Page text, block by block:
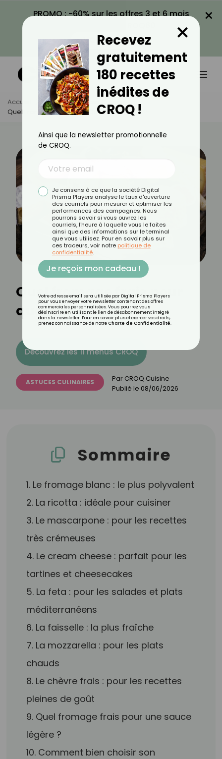
PROMO : -60% sur les offres 3 et 6 mois
VOIR LA PROMO
×
Accueil Actus
Astuces Culinaires
Quel Fromage Frais Pour Quelle Utilisation ?
Quel fromage frais pour
quelle utilisation ?
Découvrez les 11 menus CROQ
ASTUCES CULINAIRES Par CROQ Cuisine
Publié le 08/06/2026
Sommaire
1. Le fromage blanc : le plus polyvalent
2. La ricotta : idéale pour cuisiner
3. Le mascarpone : pour les recettes
très crémeuses
4. Le cream cheese : parfait pour les
tartines et cheesecakes
5. La feta : pour les salades et plats
méditerranéens
6. La faisselle : la plus fraîche
7. La mozzarella : pour les plats
chauds
8. Le chèvre frais : pour les recettes
pleines de goût
9. Quel fromage frais pour une sauce
légère ?
10. Comment bien choisir son
Recevez
gratuitement
180 recettes
inédites de
CROQ !
×
Ainsi que la newsletter promotionnelle
de CROQ.
Je consens à ce que la société Digital
Prisma Players analyse le taux d'ouverture
des courriels pour mesurer et optimiser les
performances des campagnes. Nous
pourrons savoir si vous ouvrez les
courriels, l'heure à laquelle vous le faites
ainsi que des informations sur le terminal
que vous utilisez. Pour en savoir plus sur
ces traceurs, voir notre politique de
confidentialité.
Je reçois mon cadeau !
Votre adresse email sera utilisée par Digital Prisma Players
pour vous envoyer votre newsletter contenant des offres
commerciales personnalisées. Vous pourrez vous
désinscrire en utilisant le lien de désabonnement intégré
dans la newsletter. Pour en savoir plus et exercer vos droits,
prenez connaissance de notre Charte de Confidentialité.